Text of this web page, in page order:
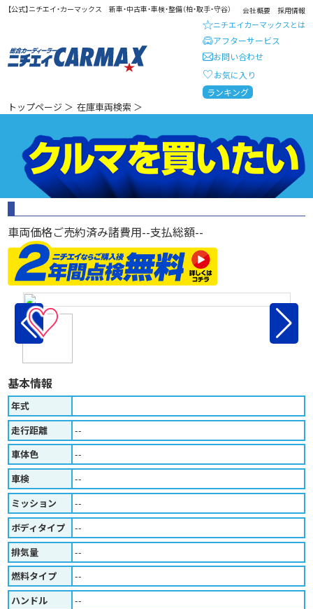
【公式】ニチエイ・カーマックス 新車・中古車・車検・整備（柏・取手・守谷） 会社概要 採用情報
総合カーディーラー ニチエイ・
ニチエイカーマックスとは
アフターサービス
お問い合わせ
お気に入り
ランキング
トップページ ＞ 在庫車両検索 ＞
車両価格ご売約済み諸費用--支払総額--
♡
基本情報
年式
走行距離
--
車体色
--
車検
--
ミッション
--
ボディタイプ
--
排気量
--
燃料タイプ
--
ハンドル
--